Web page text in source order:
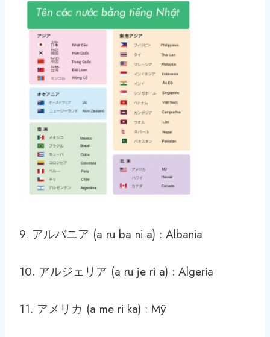
9. アルバニア (a ru ba ni a) : Albania
10. アルジェリア (a ru je ri a) : Algeria
11. アメリカ (a me ri ka) : Mỹ